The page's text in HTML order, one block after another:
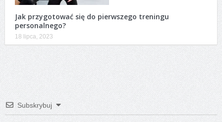
Jak przygotować się do pierwszego treningu
personalnego?
18 lipca, 2023
Subskrybuj